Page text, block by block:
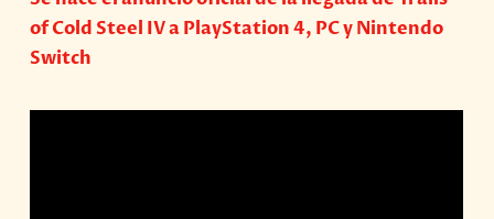
of Cold Steel IV a PlayStation 4, PC y Nintendo
Switch